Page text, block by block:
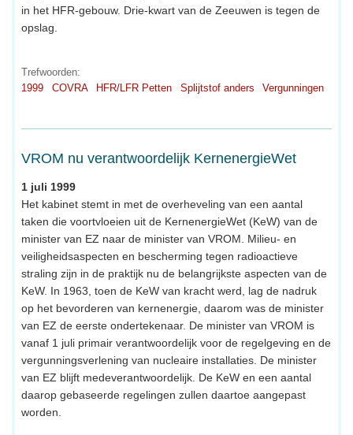
in het HFR-gebouw. Drie-kwart van de Zeeuwen is tegen de
opslag.
Trefwoorden:
1999
COVRA HFR/LFR Petten Splijtstof anders Vergunningen
VROM nu verantwoordelijk KernenergieWet
1 juli 1999
Het kabinet stemt in met de overheveling van een aantal
taken die voortvloeien uit de KernenergieWet (KeW) van de
minister van EZ naar de minister van VROM. Milieu- en
veiligheidsaspecten en bescherming tegen radioactieve
straling zijn in de praktijk nu de belangrijkste aspecten van de
KeW. In 1963, toen de KeW van kracht werd, lag de nadruk
op het bevorderen van kernenergie, daarom was de minister
van EZ de eerste ondertekenaar. De minister van VROM is
vanaf 1 juli primair verantwoordelijk voor de regelgeving en de
vergunningsverlening van nucleaire installaties. De minister
van EZ blijft medeverantwoordelijk. De KeW en een aantal
daarop gebaseerde regelingen zullen daartoe aangepast
worden.